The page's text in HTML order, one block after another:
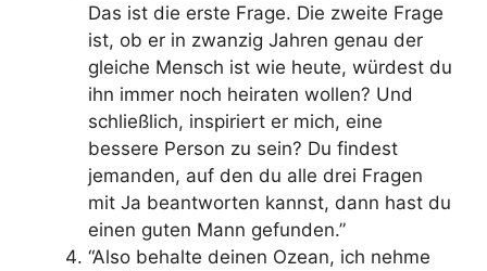
Das ist die erste Frage. Die zweite Frage
ist, ob er in zwanzig Jahren genau der
gleiche Mensch ist wie heute, würdest du
ihn immer noch heiraten wollen? Und
schließlich, inspiriert er mich, eine
bessere Person zu sein? Du findest
jemanden, auf den du alle drei Fragen
mit Ja beantworten kannst, dann hast du
einen guten Mann gefunden.”
“Also behalte deinen Ozean, ich nehme